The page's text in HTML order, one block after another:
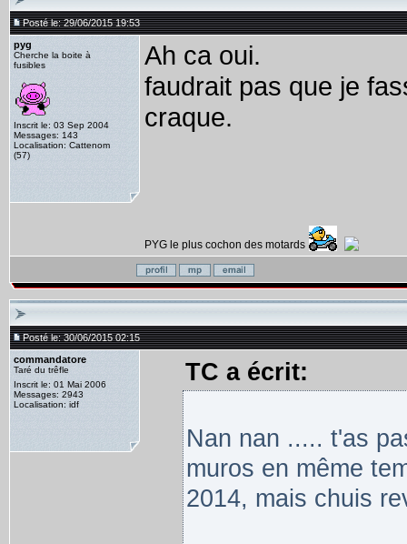
Posté le: 29/06/2015 19:53
pyg
Cherche la boite à
fusibles
Inscrit le: 03 Sep 2004
Messages: 143
Localisation: Cattenom
(57)
Ah ca oui.
faudrait pas que je
craque.
PYG le plus cochon des motards
Posté le: 30/06/2015 02:15
commandatore
Taré du trêfle
Inscrit le: 01 Mai 2006
Messages: 2943
Localisation: idf
TC a écrit:
Nan nan ..... t'as
muros en même
2014, mais chuis